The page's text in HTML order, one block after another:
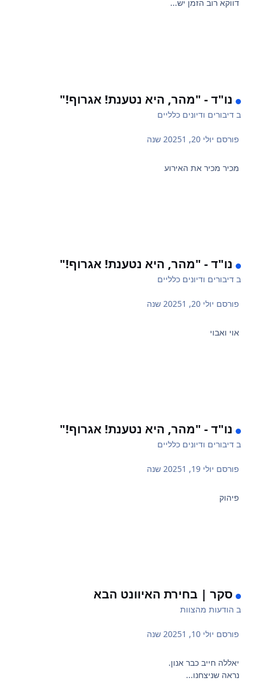
דווקא רוב הזמן יש...
נו"ד - "מהר, היא נטענת! אגרוף!"
בדיבורים ודיונים כלליים
פורסם יולי 20, 2025 1 שנה
מכיר מכיר את האירוע
נו"ד - "מהר, היא נטענת! אגרוף!"
בדיבורים ודיונים כלליים
פורסם יולי 20, 2025 1 שנה
אוי ואבוי
נו"ד - "מהר, היא נטענת! אגרוף!"
בדיבורים ודיונים כלליים
פורסם יולי 19, 2025 1 שנה
פיהוק
סקר | בחירת האיוונט הבא
ב הודעות מהצוות
פורסם יולי 10, 2025 1 שנה
יאללה חייב כבר אנון.
נראה שניצחנו...